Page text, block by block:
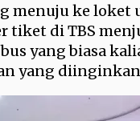
menuju ke
tiket di TBS
yang biasa
yang